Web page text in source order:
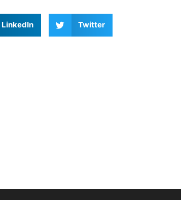
LinkedIn Twitter